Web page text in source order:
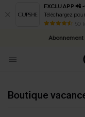
EXCLU APP 📲
Téléchargez
50
*
Boutique